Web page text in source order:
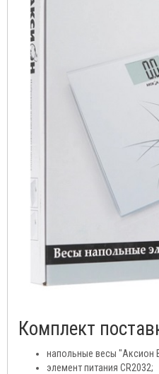
Комплект
напольные весы "Аксион
элемент питания CR2032;